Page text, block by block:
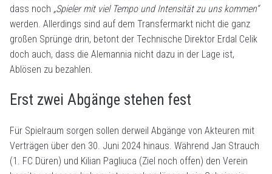
dass noch „Spieler mit viel Tempo und Intensität zu uns kommen“
werden. Allerdings sind auf dem Transfermarkt nicht die ganz
großen Sprünge drin, betont der Technische Direktor Erdal Celik
doch auch, dass die Alemannia nicht dazu in der Lage ist,
Ablösen zu bezahlen.
Erst zwei Abgänge stehen fest
Für Spielraum sorgen sollen derweil Abgänge von Akteuren mit
Verträgen über den 30. Juni 2024 hinaus. Während Jan Strauch
(1. FC Düren) und Kilian Pagliuca (Ziel noch offen) den Verein